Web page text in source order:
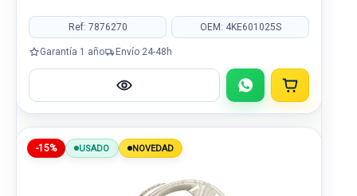
Ref: 7876270 OEM: 4KE601025S
Garantía 1 año Envío 24-48h
-15% USADO NOVEDAD